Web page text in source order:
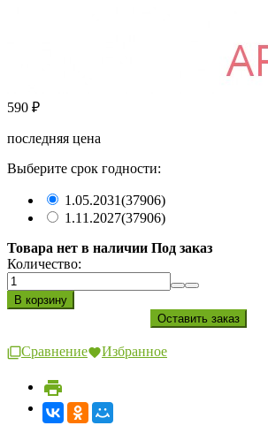
590 ₽
последняя цена
Выберите срок годности:
1.05.2031(37906)
1.11.2027(37906)
Товара нет в наличии Под заказ
Количество:
Сравнение Избранное